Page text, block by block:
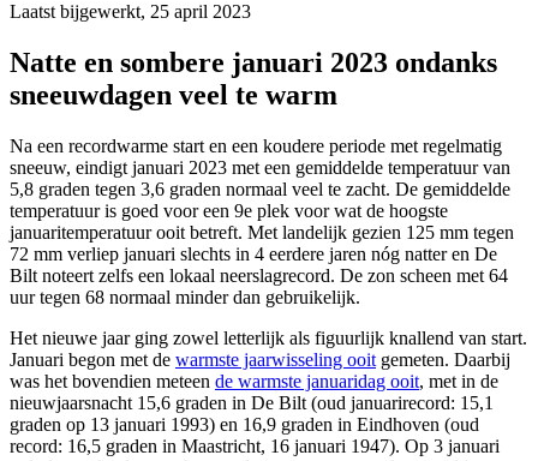
Laatst bijgewerkt, 25 april 2023
Natte en sombere januari 2023 ondanks
sneeuwdagen veel te warm
Na een recordwarme start en een koudere periode met regelmatig
sneeuw, eindigt januari 2023 met een gemiddelde temperatuur van
5,8 graden tegen 3,6 graden normaal veel te zacht. De gemiddelde
temperatuur is goed voor een 9e plek voor wat de hoogste
januaritemperatuur ooit betreft. Met landelijk gezien 125 mm tegen
72 mm verliep januari slechts in 4 eerdere jaren nóg natter en De
Bilt noteert zelfs een lokaal neerslagrecord. De zon scheen met 64
uur tegen 68 normaal minder dan gebruikelijk.
Het nieuwe jaar ging zowel letterlijk als figuurlijk knallend van start.
Januari begon met de warmste jaarwisseling ooit gemeten. Daarbij
was het bovendien meteen de warmste januaridag ooit, met in de
nieuwjaarsnacht 15,6 graden in De Bilt (oud januarirecord: 15,1
graden op 13 januari 1993) en 16,9 graden in Eindhoven (oud
record: 16,5 graden in Maastricht, 16 januari 1947). Op 3 januari